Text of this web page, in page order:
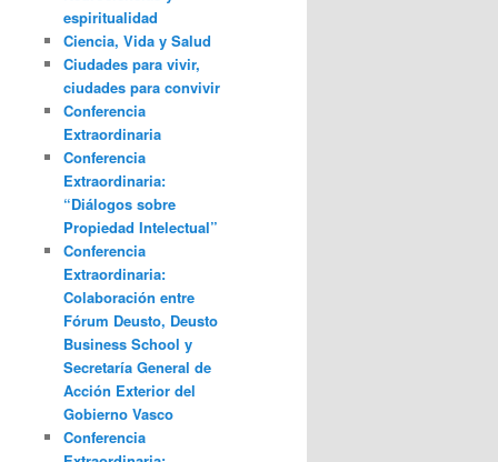
espiritualidad
Ciencia, Vida y Salud
Ciudades para vivir,
ciudades para convivir
Conferencia
Extraordinaria
Conferencia
Extraordinaria:
“Diálogos sobre
Propiedad Intelectual”
Conferencia
Extraordinaria:
Colaboración entre
Fórum Deusto, Deusto
Business School y
Secretaría General de
Acción Exterior del
Gobierno Vasco
Conferencia